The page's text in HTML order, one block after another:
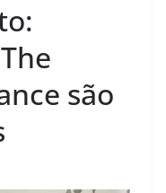
são